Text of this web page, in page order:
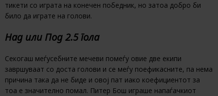
тикети со играта на конечен победник, но затоа добро би
било да играте на голови.
Над или Под 2.5 гола
Секогаш меѓусебните мечеви помеѓу овие две екипи
завршуваат со доста голови и се меѓу поефикасните, па нема
причина така да не биде и овој пат иако коефициентот за
тоа е значително помал. Питер Бош играше напаѓачкиот